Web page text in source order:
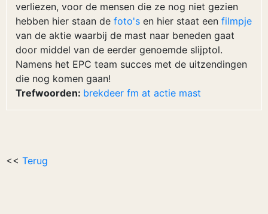
verliezen, voor de mensen die ze nog niet gezien
hebben hier staan de foto's en hier staat een filmpje
van de aktie waarbij de mast naar beneden gaat
door middel van de eerder genoemde slijptol.
Namens het EPC team succes met de uitzendingen
die nog komen gaan!
Trefwoorden: brekdeer fm at actie mast
<< Terug